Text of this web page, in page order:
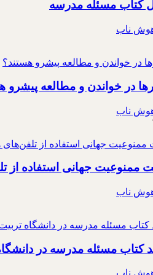
کتاب مسئله مدرسه
ناب
در خواندن و مطالعه پیشرو
ناب
ممنوعیت جهانی استفاده از
ناب
مسئله مدرسه در دانشگاه